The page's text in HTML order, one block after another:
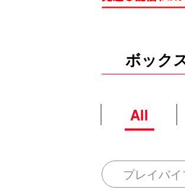
ボック
All
プレイバ